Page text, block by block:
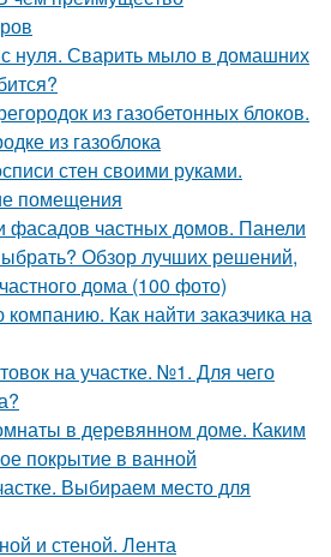
нуля. Сварить мыло в домашних
из газобетонных блоков.
из газоблока
стен своими руками.
помещения
фасадов частных домов. Панели
Обзор лучших решений,
дома (100 фото)
Как найти заказчика на
на участке. №1. Для чего
в деревянном доме. Каким
покрытие в ванной
Выбираем место для
и стеной. Лента